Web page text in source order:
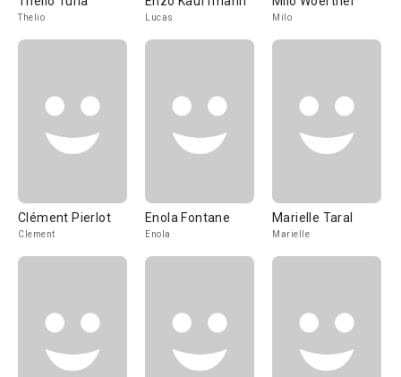
Thelio Lucas Milo
Clément Pierlot
Clement
Enola Fontane
Enola
Marielle Taral
Marielle